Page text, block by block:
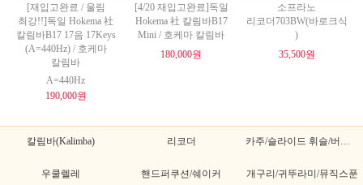
[재입고완료 / 울림
최강!!]독일 Hokema 社
칼림바B17 17음 17Keys
(A=440Hz) / 호케마
칼림바
A=440Hz
190,000원
[4/20 재입고완료]독일
Hokema 社 칼림바B17
Mini / 호케마 칼림바
180,000원
소프라노
리코더703BW(바로크식
)
35,500원
칼림바(Kalimba) 리코더
우쿨렐레 핸드퍼쿠션/쉐이커 개구리/귀뚜라미/뮤직스푼